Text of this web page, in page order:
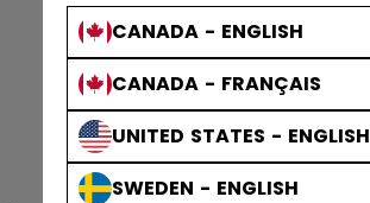
CANADA - ENGLISH
CANADA - FRANÇAIS
UNITED STATES - ENGLISH
SWEDEN - ENGLISH